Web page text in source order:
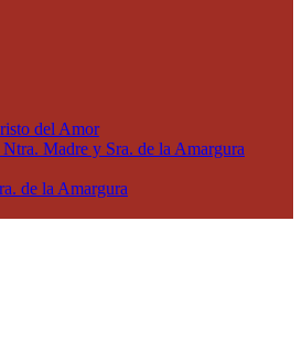
del Amor
Ntra. Madre y Sra. de la Amargura
de la Amargura